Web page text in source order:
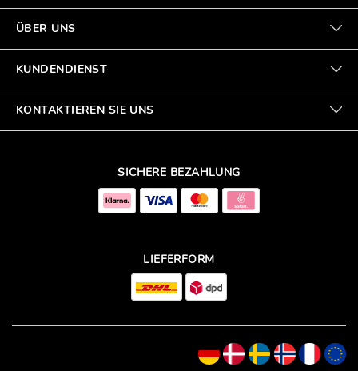
ÜBER UNS
KUNDENDIENST
KONTAKTIEREN SIE UNS
SICHERE BEZAHLUNG
LIEFERFORM